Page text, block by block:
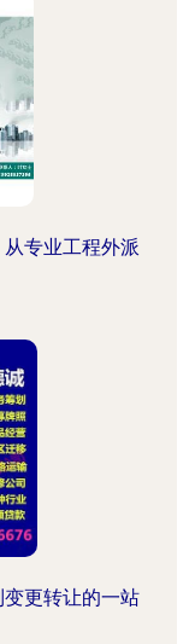
专业工程外派
更转让的一站